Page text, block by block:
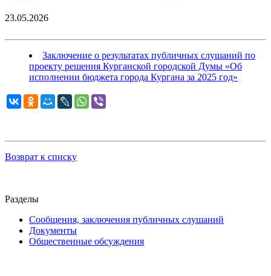
23.05.2026
Заключение о результатах публичных слушаний по
проекту решения Курганской городской Думы «Об
исполнении бюджета города Кургана за 2025 год»
Возврат к списку
Разделы
Сообщения, заключения публичных слушаний
Документы
Общественные обсуждения